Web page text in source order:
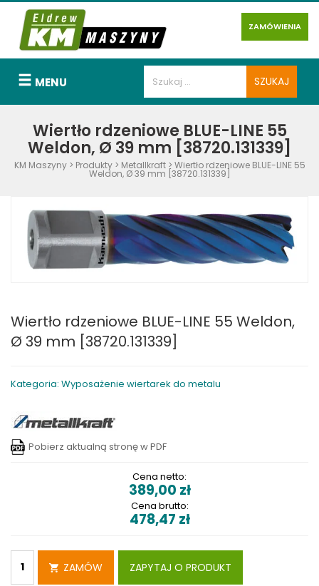
ZAMÓWIENIA
MENU
Wiertło rdzeniowe BLUE-LINE 55
Weldon, Ø 39 mm [38720.131339]
KM Maszyny> Produkty> Metallkraft> Wiertło rdzeniowe BLUE-LINE 55
Weldon, Ø 39 mm [38720.131339]
Wiertło rdzeniowe BLUE-LINE 55 Weldon,
Ø 39 mm [38720.131339]
Kategoria: Wyposażenie wiertarek do metalu
Pobierz aktualną stronę w PDF
Cena netto:
389,00 zł
Cena brutto:
478,47 zł
ZAMÓW ZAPYTAJ O PRODUKT